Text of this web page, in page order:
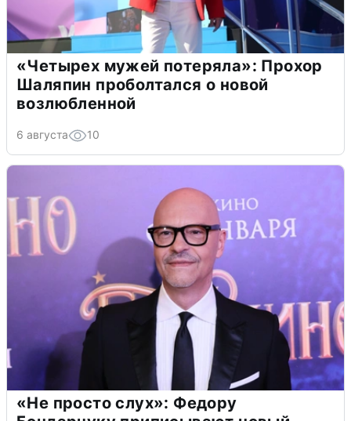
«Четырех мужей потеряла»: Прохор
Шаляпин проболтался о новой
возлюбленной
6 августа 10
«Не просто слух»: Федору